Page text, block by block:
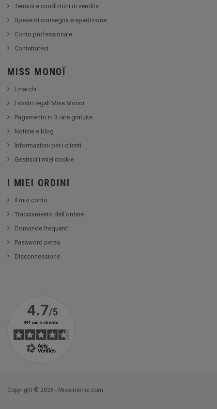
Termini e condizioni di vendita
Spese di consegna e spedizione
Conto professionale
Contattateci
MISS MONOÏ
I marchi
I vostri regali Miss Monoï
Pagamento in 3 rate gratuite
Notizie e blog
Informazioni per i clienti
Gestisci i miei cookie
I MIEI ORDINI
Il mio conto
Tracciamento dell'ordine
Domande frequenti
Password persa
Disconnessione
Copyright © 2026 - Miss-monoi.com